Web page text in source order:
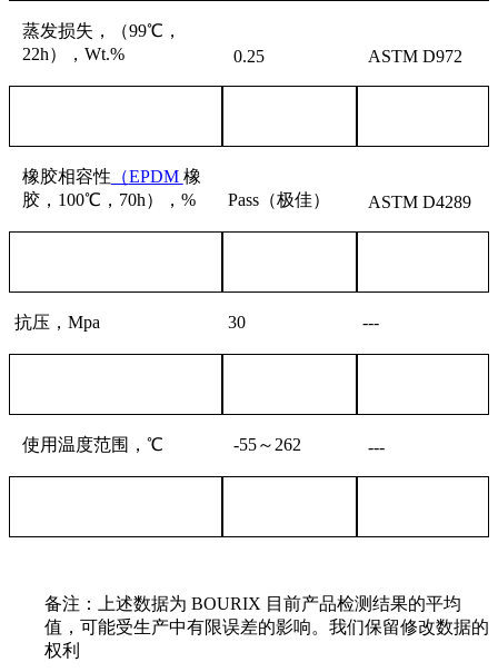
蒸发损失，（99℃，
22h），Wt.%
0.25 ASTM D972
橡胶相容性 （EPDM 橡
胶， 100℃，70h），% Pass（极佳） ASTM D4289
抗压， Mpa 30 ---
使用温度范围， ℃ -55～ 262 ---
备注：上述数据为 BOURIX 目前产品检测结果的平均
值，可能受生产中有限误差的影响。我们保留修改数据的
权利